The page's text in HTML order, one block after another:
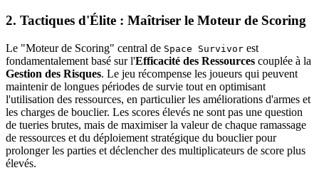
2. Tactiques d'Élite : Maîtriser le Moteur de Scoring
Le "Moteur de Scoring" central de Space Survivor est
fondamentalement basé sur l'Efficacité des Ressources couplée à la
Gestion des Risques. Le jeu récompense les joueurs qui peuvent
maintenir de longues périodes de survie tout en optimisant
l'utilisation des ressources, en particulier les améliorations d'armes et
les charges de bouclier. Les scores élevés ne sont pas une question
de tueries brutes, mais de maximiser la valeur de chaque ramassage
de ressources et du déploiement stratégique du bouclier pour
prolonger les parties et déclencher des multiplicateurs de score plus
élevés.